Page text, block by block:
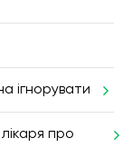
ігнорувати
про